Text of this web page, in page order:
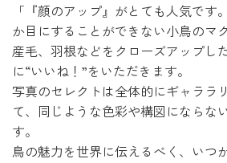
「『顔のアップ』がとても人気です
か目にすることができない小鳥のマ
産毛、羽根などをクローズアップし
に“いいね！”をいただきます。
写真のセレクトは全体的にギャララ
て、同じような色彩や構図にならな
す。
鳥の魅力を世界に伝えるべく、いつ